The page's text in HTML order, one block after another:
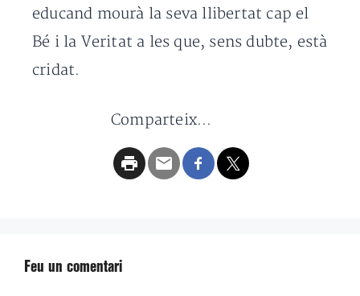
educand mourà la seva llibertat cap el
Bé i la Veritat a les que, sens dubte, està
cridat.
Comparteix...
Feu un comentari